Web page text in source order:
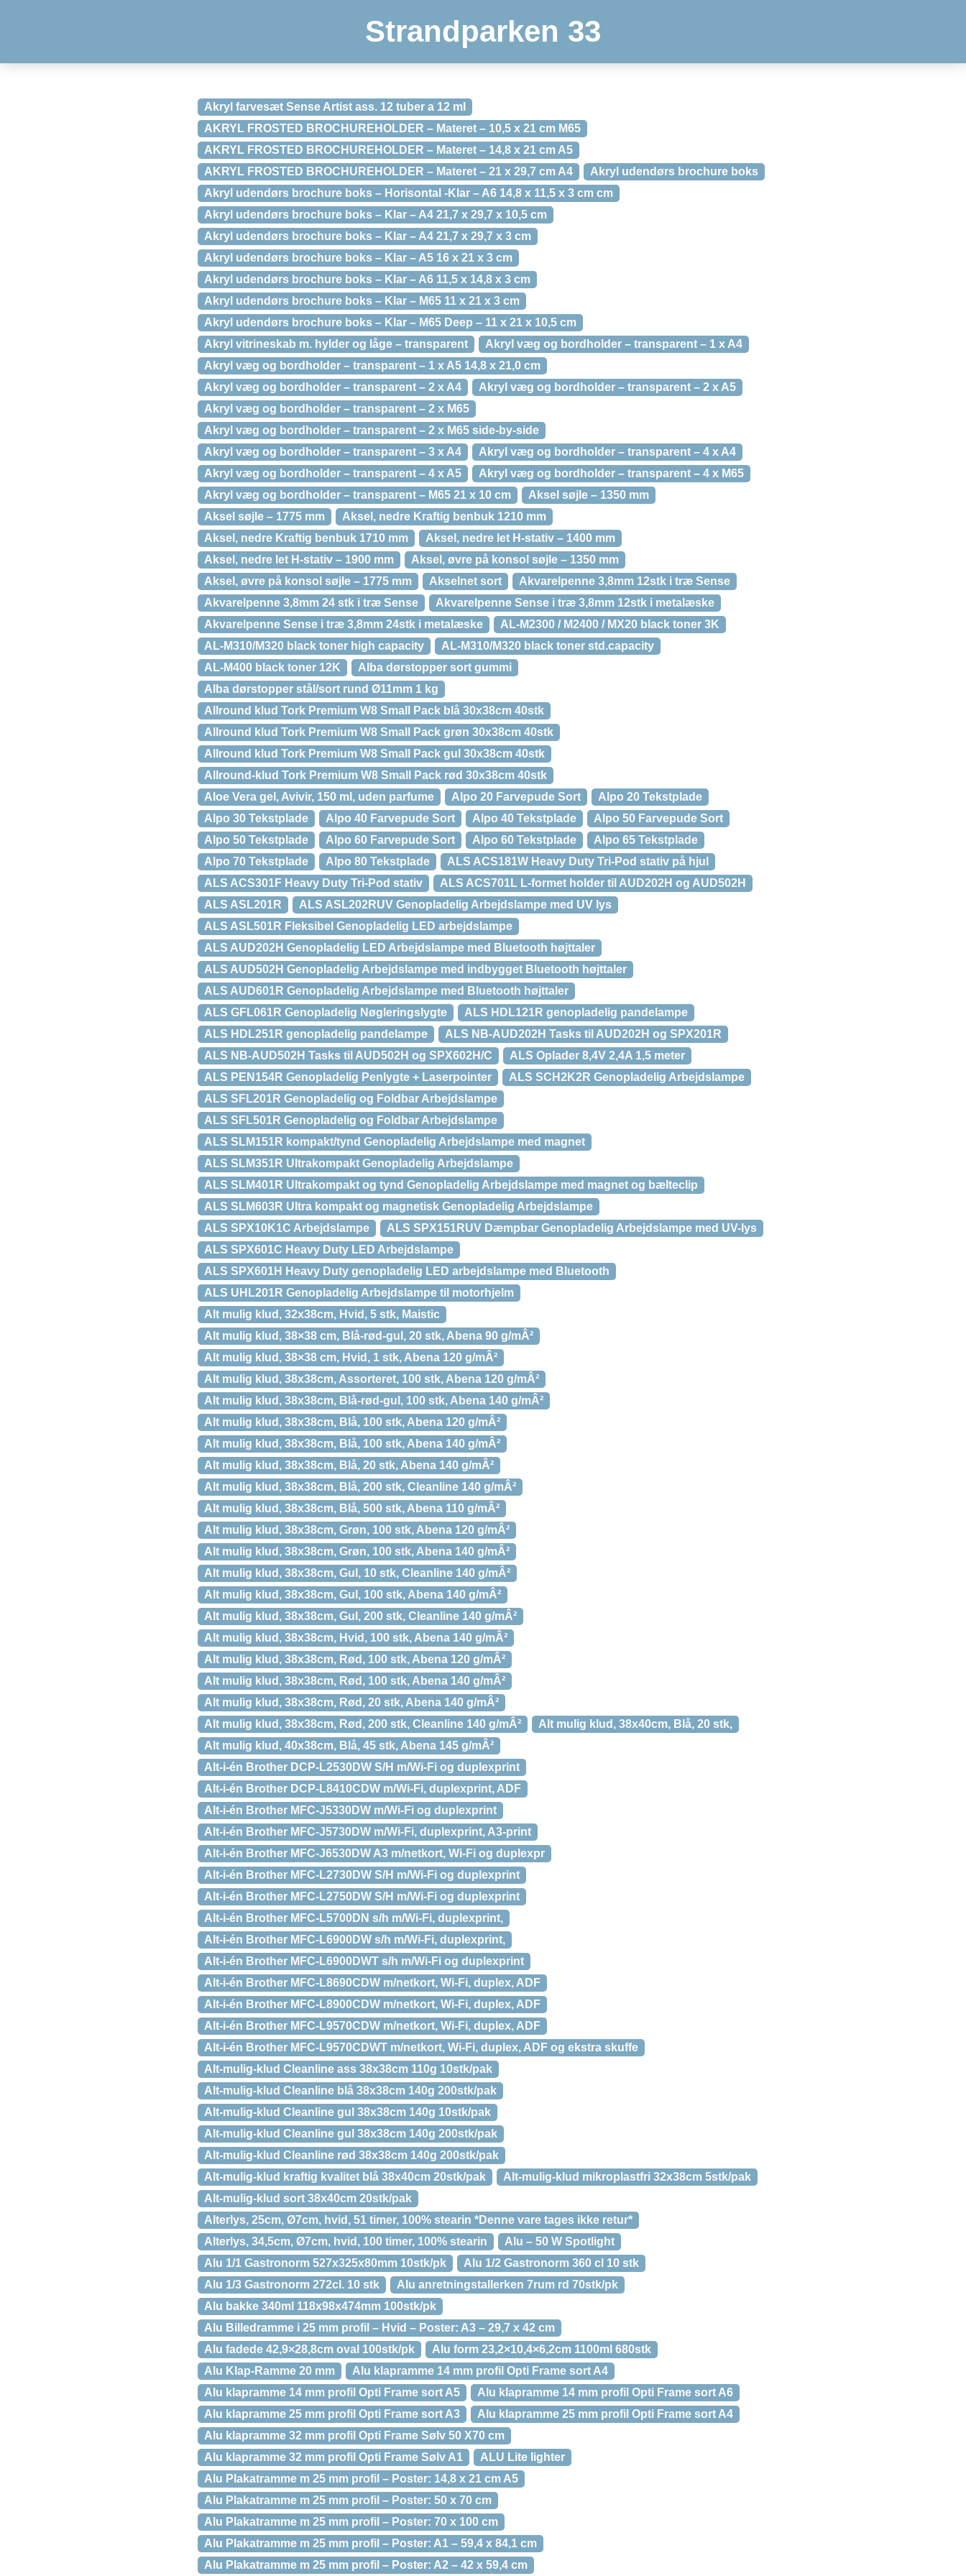
Strandparken 33
Akryl farvesæt Sense Artist ass. 12 tuber a 12 ml
AKRYL FROSTED BROCHUREHOLDER – Materet – 10,5 x 21 cm M65
AKRYL FROSTED BROCHUREHOLDER – Materet – 14,8 x 21 cm A5
AKRYL FROSTED BROCHUREHOLDER – Materet – 21 x 29,7 cm A4
Akryl udendørs brochure boks
Akryl udendørs brochure boks – Horisontal -Klar – A6 14,8 x 11,5 x 3 cm cm
Akryl udendørs brochure boks – Klar – A4 21,7 x 29,7 x 10,5 cm
Akryl udendørs brochure boks – Klar – A4 21,7 x 29,7 x 3 cm
Akryl udendørs brochure boks – Klar – A5 16 x 21 x 3 cm
Akryl udendørs brochure boks – Klar – A6 11,5 x 14,8 x 3 cm
Akryl udendørs brochure boks – Klar – M65 11 x 21 x 3 cm
Akryl udendørs brochure boks – Klar – M65 Deep – 11 x 21 x 10,5 cm
Akryl vitrineskab m. hylder og låge – transparent
Akryl væg og bordholder – transparent – 1 x A4
Akryl væg og bordholder – transparent – 1 x A5 14,8 x 21,0 cm
Akryl væg og bordholder – transparent – 2 x A4
Akryl væg og bordholder – transparent – 2 x A5
Akryl væg og bordholder – transparent – 2 x M65
Akryl væg og bordholder – transparent – 2 x M65 side-by-side
Akryl væg og bordholder – transparent – 3 x A4
Akryl væg og bordholder – transparent – 4 x A4
Akryl væg og bordholder – transparent – 4 x A5
Akryl væg og bordholder – transparent – 4 x M65
Akryl væg og bordholder – transparent – M65 21 x 10 cm
Aksel søjle – 1350 mm
Aksel søjle – 1775 mm
Aksel, nedre Kraftig benbuk 1210 mm
Aksel, nedre Kraftig benbuk 1710 mm
Aksel, nedre let H-stativ – 1400 mm
Aksel, nedre let H-stativ – 1900 mm
Aksel, øvre på konsol søjle – 1350 mm
Aksel, øvre på konsol søjle – 1775 mm
Akselnet sort
Akvarelpenne 3,8mm 12stk i træ Sense
Akvarelpenne 3,8mm 24 stk i træ Sense
Akvarelpenne Sense i træ 3,8mm 12stk i metalæske
Akvarelpenne Sense i træ 3,8mm 24stk i metalæske
AL-M2300 / M2400 / MX20 black toner 3K
AL-M310/M320 black toner high capacity
AL-M310/M320 black toner std.capacity
AL-M400 black toner 12K
Alba dørstopper sort gummi
Alba dørstopper stål/sort rund Ø11mm 1 kg
Allround klud Tork Premium W8 Small Pack blå 30x38cm 40stk
Allround klud Tork Premium W8 Small Pack grøn 30x38cm 40stk
Allround klud Tork Premium W8 Small Pack gul 30x38cm 40stk
Allround-klud Tork Premium W8 Small Pack rød 30x38cm 40stk
Aloe Vera gel, Avivir, 150 ml, uden parfume
Alpo 20 Farvepude Sort
Alpo 20 Tekstplade
Alpo 30 Tekstplade
Alpo 40 Farvepude Sort Alpo 40 Tekstplade
Alpo 50 Farvepude Sort
Alpo 50 Tekstplade
Alpo 60 Farvepude Sort Alpo 60 Tekstplade
Alpo 65 Tekstplade
Alpo 70 Tekstplade
Alpo 80 Tekstplade
ALS ACS181W Heavy Duty Tri-Pod stativ på hjul
ALS ACS301F Heavy Duty Tri-Pod stativ
ALS ACS701L L-formet holder til AUD202H og AUD502H
ALS ASL201R
ALS ASL202RUV Genopladelig Arbejdslampe med UV lys
ALS ASL501R Fleksibel Genopladelig LED arbejdslampe
ALS AUD202H Genopladelig LED Arbejdslampe med Bluetooth højttaler
ALS AUD502H Genopladelig Arbejdslampe med indbygget Bluetooth højttaler
ALS AUD601R Genopladelig Arbejdslampe med Bluetooth højttaler
ALS GFL061R Genopladelig Nøgleringslygte
ALS HDL121R genopladelig pandelampe
ALS HDL251R genopladelig pandelampe
ALS NB-AUD202H Tasks til AUD202H og SPX201R
ALS NB-AUD502H Tasks til AUD502H og SPX602H/C
ALS Oplader 8,4V 2,4A 1,5 meter
ALS PEN154R Genopladelig Penlygte + Laserpointer
ALS SCH2K2R Genopladelig Arbejdslampe
ALS SFL201R Genopladelig og Foldbar Arbejdslampe
ALS SFL501R Genopladelig og Foldbar Arbejdslampe
ALS SLM151R kompakt/tynd Genopladelig Arbejdslampe med magnet
ALS SLM351R Ultrakompakt Genopladelig Arbejdslampe
ALS SLM401R Ultrakompakt og tynd Genopladelig Arbejdslampe med magnet og bælteclip
ALS SLM603R Ultra kompakt og magnetisk Genopladelig Arbejdslampe
ALS SPX10K1C Arbejdslampe
ALS SPX151RUV Dæmpbar Genopladelig Arbejdslampe med UV-lys
ALS SPX601C Heavy Duty LED Arbejdslampe
ALS SPX601H Heavy Duty genopladelig LED arbejdslampe med Bluetooth
ALS UHL201R Genopladelig Arbejdslampe til motorhjelm
Alt mulig klud, 32x38cm, Hvid, 5 stk, Maistic
Alt mulig klud, 38×38 cm, Blå-rød-gul, 20 stk, Abena 90 g/mÂ²
Alt mulig klud, 38×38 cm, Hvid, 1 stk, Abena 120 g/mÂ²
Alt mulig klud, 38x38cm, Assorteret, 100 stk, Abena 120 g/mÂ²
Alt mulig klud, 38x38cm, Blå-rød-gul, 100 stk, Abena 140 g/mÂ²
Alt mulig klud, 38x38cm, Blå, 100 stk, Abena 120 g/mÂ²
Alt mulig klud, 38x38cm, Blå, 100 stk, Abena 140 g/mÂ²
Alt mulig klud, 38x38cm, Blå, 20 stk, Abena 140 g/mÂ²
Alt mulig klud, 38x38cm, Blå, 200 stk, Cleanline 140 g/mÂ²
Alt mulig klud, 38x38cm, Blå, 500 stk, Abena 110 g/mÂ²
Alt mulig klud, 38x38cm, Grøn, 100 stk, Abena 120 g/mÂ²
Alt mulig klud, 38x38cm, Grøn, 100 stk, Abena 140 g/mÂ²
Alt mulig klud, 38x38cm, Gul, 10 stk, Cleanline 140 g/mÂ²
Alt mulig klud, 38x38cm, Gul, 100 stk, Abena 140 g/mÂ²
Alt mulig klud, 38x38cm, Gul, 200 stk, Cleanline 140 g/mÂ²
Alt mulig klud, 38x38cm, Hvid, 100 stk, Abena 140 g/mÂ²
Alt mulig klud, 38x38cm, Rød, 100 stk, Abena 120 g/mÂ²
Alt mulig klud, 38x38cm, Rød, 100 stk, Abena 140 g/mÂ²
Alt mulig klud, 38x38cm, Rød, 20 stk, Abena 140 g/mÂ²
Alt mulig klud, 38x38cm, Rød, 200 stk, Cleanline 140 g/mÂ²
Alt mulig klud, 38x40cm, Blå, 20 stk,
Alt mulig klud, 40x38cm, Blå, 45 stk, Abena 145 g/mÂ²
Alt-i-én Brother DCP-L2530DW S/H m/Wi-Fi og duplexprint
Alt-i-én Brother DCP-L8410CDW m/Wi-Fi, duplexprint, ADF
Alt-i-én Brother MFC-J5330DW m/Wi-Fi og duplexprint
Alt-i-én Brother MFC-J5730DW m/Wi-Fi, duplexprint, A3-print
Alt-i-én Brother MFC-J6530DW A3 m/netkort, Wi-Fi og duplexpr
Alt-i-én Brother MFC-L2730DW S/H m/Wi-Fi og duplexprint
Alt-i-én Brother MFC-L2750DW S/H m/Wi-Fi og duplexprint
Alt-i-én Brother MFC-L5700DN s/h m/Wi-Fi, duplexprint,
Alt-i-én Brother MFC-L6900DW s/h m/Wi-Fi, duplexprint,
Alt-i-én Brother MFC-L6900DWT s/h m/Wi-Fi og duplexprint
Alt-i-én Brother MFC-L8690CDW m/netkort, Wi-Fi, duplex, ADF
Alt-i-én Brother MFC-L8900CDW m/netkort, Wi-Fi, duplex, ADF
Alt-i-én Brother MFC-L9570CDW m/netkort, Wi-Fi, duplex, ADF
Alt-i-én Brother MFC-L9570CDWT m/netkort, Wi-Fi, duplex, ADF og ekstra skuffe
Alt-mulig-klud Cleanline ass 38x38cm 110g 10stk/pak
Alt-mulig-klud Cleanline blå 38x38cm 140g 200stk/pak
Alt-mulig-klud Cleanline gul 38x38cm 140g 10stk/pak
Alt-mulig-klud Cleanline gul 38x38cm 140g 200stk/pak
Alt-mulig-klud Cleanline rød 38x38cm 140g 200stk/pak
Alt-mulig-klud kraftig kvalitet blå 38x40cm 20stk/pak
Alt-mulig-klud mikroplastfri 32x38cm 5stk/pak
Alt-mulig-klud sort 38x40cm 20stk/pak
Alterlys, 25cm, Ø7cm, hvid, 51 timer, 100% stearin *Denne vare tages ikke retur*
Alterlys, 34,5cm, Ø7cm, hvid, 100 timer, 100% stearin
Alu – 50 W Spotlight
Alu 1/1 Gastronorm 527x325x80mm 10stk/pk
Alu 1/2 Gastronorm 360 cl 10 stk
Alu 1/3 Gastronorm 272cl. 10 stk
Alu anretningstallerken 7rum rd 70stk/pk
Alu bakke 340ml 118x98x474mm 100stk/pk
Alu Billedramme i 25 mm profil – Hvid – Poster: A3 – 29,7 x 42 cm
Alu fadede 42,9×28,8cm oval 100stk/pk
Alu form 23,2×10,4×6,2cm 1100ml 680stk
Alu Klap-Ramme 20 mm
Alu klapramme 14 mm profil Opti Frame sort A4
Alu klapramme 14 mm profil Opti Frame sort A5
Alu klapramme 14 mm profil Opti Frame sort A6
Alu klapramme 25 mm profil Opti Frame sort A3
Alu klapramme 25 mm profil Opti Frame sort A4
Alu klapramme 32 mm profil Opti Frame Sølv 50 X70 cm
Alu klapramme 32 mm profil Opti Frame Sølv A1
ALU Lite lighter
Alu Plakatramme m 25 mm profil – Poster: 14,8 x 21 cm A5
Alu Plakatramme m 25 mm profil – Poster: 50 x 70 cm
Alu Plakatramme m 25 mm profil – Poster: 70 x 100 cm
Alu Plakatramme m 25 mm profil – Poster: A1 – 59,4 x 84,1 cm
Alu Plakatramme m 25 mm profil – Poster: A2 – 42 x 59,4 cm